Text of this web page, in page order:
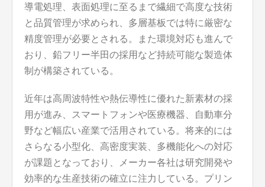
導電処理、表面処理に至るまで繊細で高度な技術
と品質管理が求められ、多層基板では特に厳密な
精度管理が必要とされる。また環境対応も進んで
おり、鉛フリー半田の採用など持続可能な製造体
制が構築されている。
近年は高周波特性や熱伝導性に優れた新素材の採
用が進み、スマートフォンや医療機器、自動車分
野など幅広い産業で活用されている。将来的には
さらなる小型化、高密度実装、多機能化への対応
が課題となっており、メーカー各社は研究開発や
効率的な生産技術の確立に注力している。プリン